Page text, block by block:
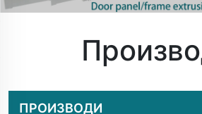
ПРОИЗВОДИ